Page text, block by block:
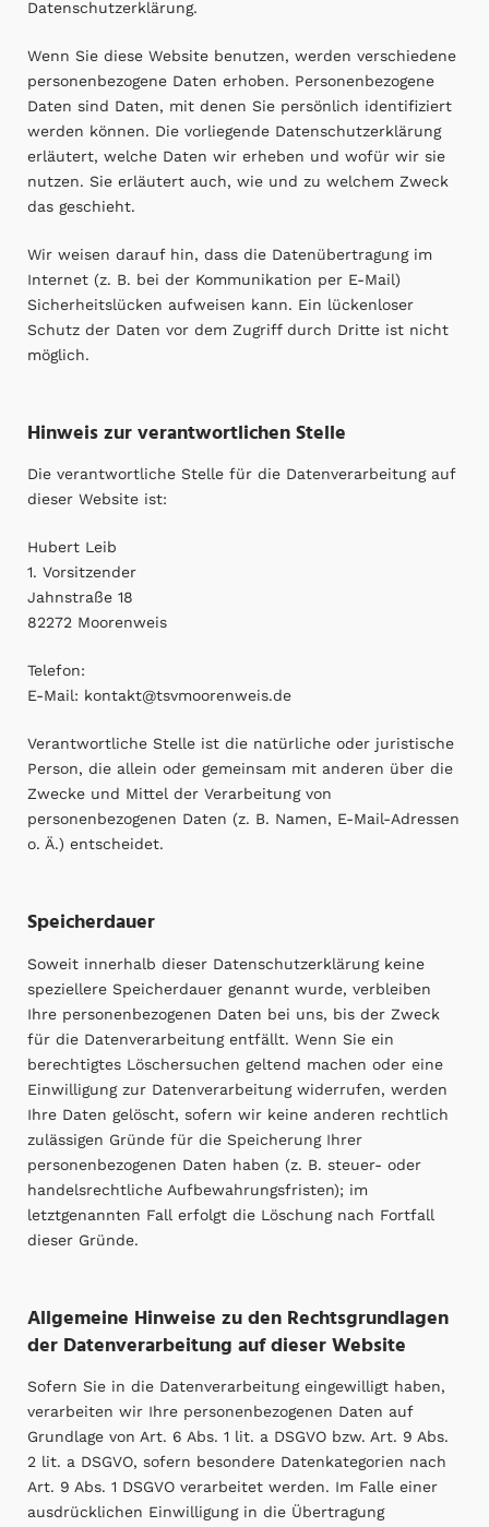
Datenschutzerklärung.
Wenn Sie diese Website benutzen, werden verschiedene
personenbezogene Daten erhoben. Personenbezogene
Daten sind Daten, mit denen Sie persönlich identifiziert
werden können. Die vorliegende Datenschutzerklärung
erläutert, welche Daten wir erheben und wofür wir sie
nutzen. Sie erläutert auch, wie und zu welchem Zweck
das geschieht.
Wir weisen darauf hin, dass die Datenübertragung im
Internet (z. B. bei der Kommunikation per E-Mail)
Sicherheitslücken aufweisen kann. Ein lückenloser
Schutz der Daten vor dem Zugriff durch Dritte ist nicht
möglich.
Hinweis zur verantwortlichen Stelle
Die verantwortliche Stelle für die Datenverarbeitung auf
dieser Website ist:
Hubert Leib
1. Vorsitzender
Jahnstraße 18
82272 Moorenweis
Telefon:
E-Mail: kontakt@tsvmoorenweis.de
Verantwortliche Stelle ist die natürliche oder juristische
Person, die allein oder gemeinsam mit anderen über die
Zwecke und Mittel der Verarbeitung von
personenbezogenen Daten (z. B. Namen, E-Mail-Adressen
o. Ä.) entscheidet.
Speicherdauer
Soweit innerhalb dieser Datenschutzerklärung keine
speziellere Speicherdauer genannt wurde, verbleiben
Ihre personenbezogenen Daten bei uns, bis der Zweck
für die Datenverarbeitung entfällt. Wenn Sie ein
berechtigtes Löschersuchen geltend machen oder eine
Einwilligung zur Datenverarbeitung widerrufen, werden
Ihre Daten gelöscht, sofern wir keine anderen rechtlich
zulässigen Gründe für die Speicherung Ihrer
personenbezogenen Daten haben (z. B. steuer- oder
handelsrechtliche Aufbewahrungsfristen); im
letztgenannten Fall erfolgt die Löschung nach Fortfall
dieser Gründe.
Allgemeine Hinweise zu den Rechtsgrundlagen
der Datenverarbeitung auf dieser Website
Sofern Sie in die Datenverarbeitung eingewilligt haben,
verarbeiten wir Ihre personenbezogenen Daten auf
Grundlage von Art. 6 Abs. 1 lit. a DSGVO bzw. Art. 9 Abs.
2 lit. a DSGVO, sofern besondere Datenkategorien nach
Art. 9 Abs. 1 DSGVO verarbeitet werden. Im Falle einer
ausdrücklichen Einwilligung in die Übertragung